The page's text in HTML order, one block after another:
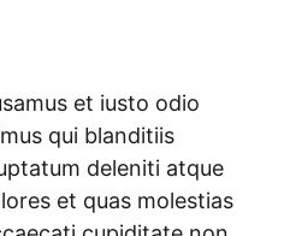
et iusto odio
qui blanditiis
deleniti atque
et quas molestias